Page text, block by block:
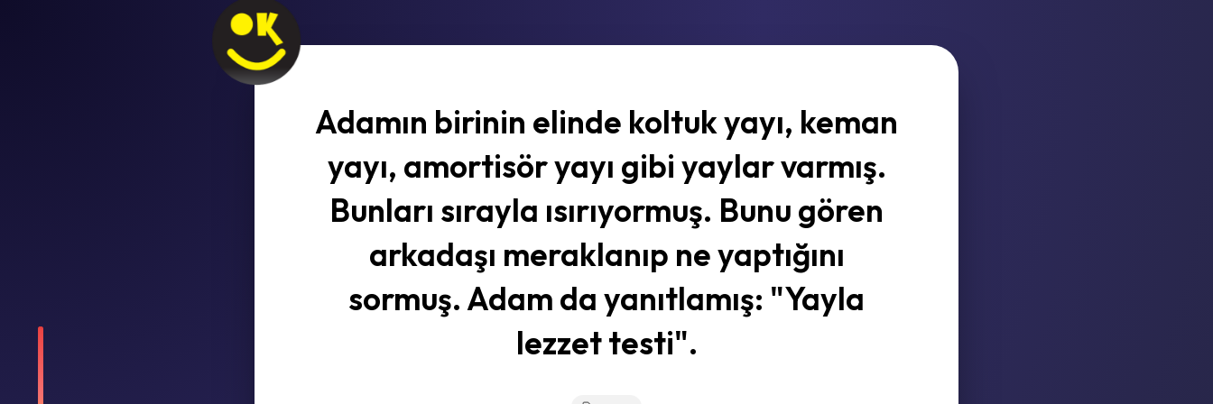
Adamın birinin elinde koltuk yayı, keman
yayı, amortisör yayı gibi yaylar varmış.
Bunları sırayla ısırıyormuş. Bunu gören
arkadaşı meraklanıp ne yaptığını
sormuş. Adam da yanıtlamış: "Yayla
lezzet testi".